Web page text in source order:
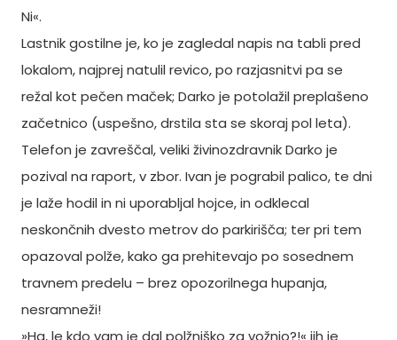
Ni«.
Lastnik gostilne je, ko je zagledal napis na tabli pred
lokalom, najprej natulil revico, po razjasnitvi pa se
režal kot pečen maček; Darko je potolažil preplašeno
začetnico (uspešno, drstila sta se skoraj pol leta).
Telefon je zavreščal, veliki živinozdravnik Darko je
pozival na raport, v zbor. Ivan je pograbil palico, te dni
je laže hodil in ni uporabljal hojce, in odklecal
neskončnih dvesto metrov do parkirišča; ter pri tem
opazoval polže, kako ga prehitevajo po sosednem
travnem predelu – brez opozorilnega hupanja,
nesramneži!
»Ha, le kdo vam je dal polžniško za vožnjo?!« jih je